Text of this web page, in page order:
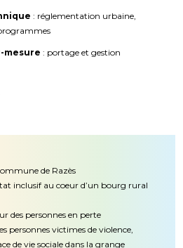
: réglementation urbaine,
mesure : portage et gestion
de Razès
inclusif au coeur d’un bourg rural
des personnes en perte
personnes victimes de violence,
de vie sociale dans la grange